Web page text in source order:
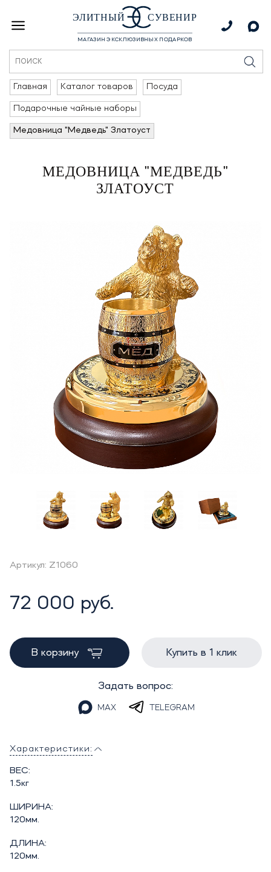
ЭЛИТНЫЙ СУВЕНИР
МАГАЗИН ЭКСКЛЮЗИВНЫХ ПОДАРКОВ
Главная Каталог товаров Посуда
Подарочные чайные наборы
Медовница "Медведь" Златоуст
МЕДОВНИЦА "МЕДВЕДЬ"
ЗЛАТОУСТ
Артикул: Z1060
72 000 руб.
В корзину Купить в 1 клик
Задать вопрос:
MAX TELEGRAM
Характеристики:
ВЕС:
1.5кг
ШИРИНА:
120мм.
ДЛИНА:
120мм.